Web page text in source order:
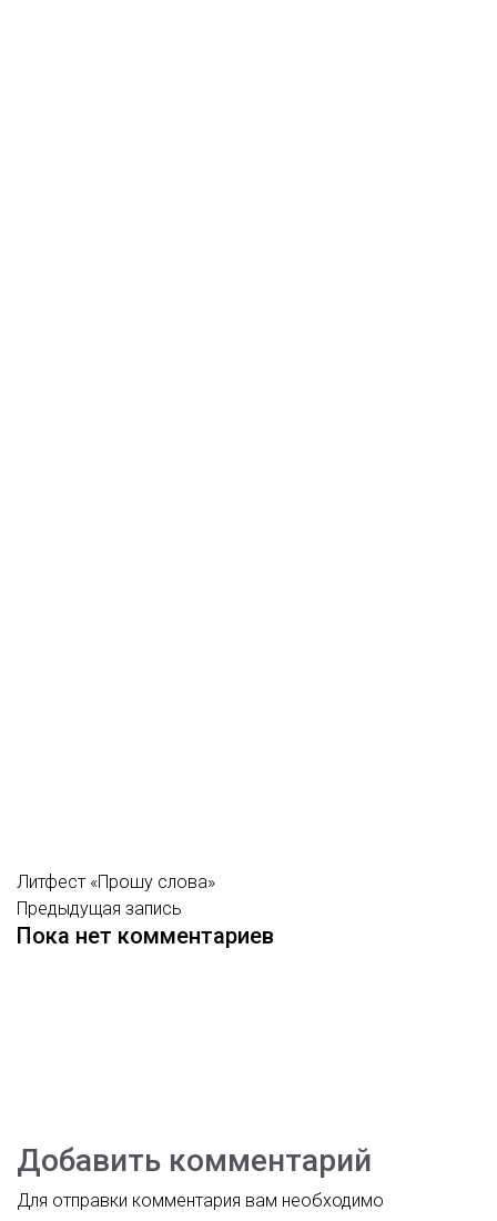
Литфест «Прошу слова»
Предыдущая запись
Пока нет комментариев
Добавить комментарий
Для отправки комментария вам необходимо